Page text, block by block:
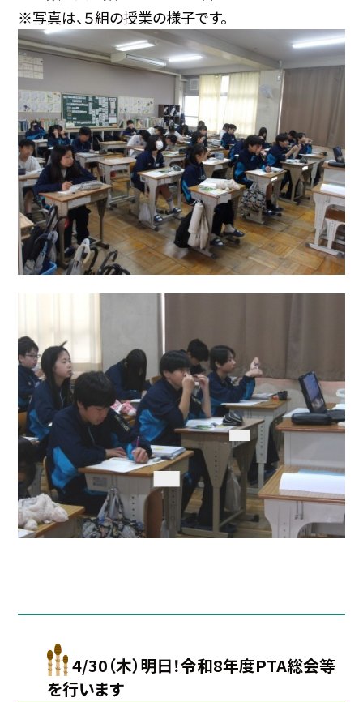
※写真は、５組の授業の様子です。
4/30（木）明日！令和8年度PTA総会等
を行います